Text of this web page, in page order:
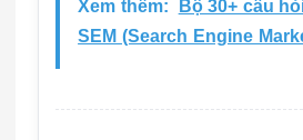
Xem thêm:
Bộ 30+ câu
SEM (Search Engine